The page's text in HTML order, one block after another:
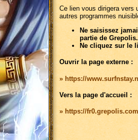
Ce lien vous dirigera vers
autres programmes
Ne saisissez
partie de Grepolis.
Ne cliquez sur le
Ouvrir la page externe :
» https://
Vers la page d'accueil :
» https://fr0.grepolis.com